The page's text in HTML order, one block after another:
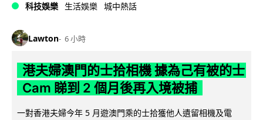
科技娛樂 生活娛樂 城中熱話
Lawton 6 小時
港夫婦澳門的士拾相機 據為己有被的士
Cam 睇到 2 個月後再入境被捕
一對香港夫婦今年 5 月遊澳門乘的士拾獲他人遺留相機及電